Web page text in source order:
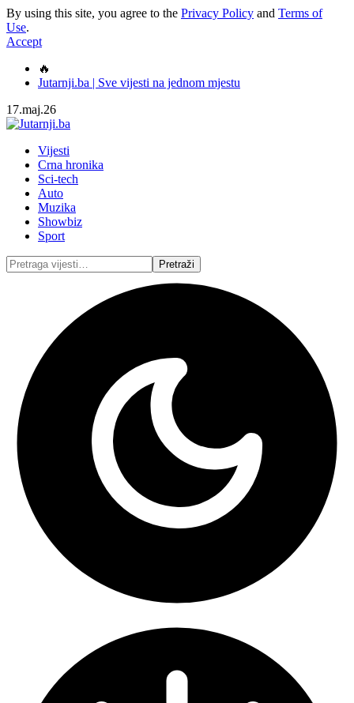
By using this site, you agree to the Privacy Policy and Terms of
Use.
Accept
🔥
Jutarnji.ba | Sve vijesti na jednom mjestu
17.maj.26
Vijesti
Crna hronika
Sci-tech
Auto
Muzika
Showbiz
Sport